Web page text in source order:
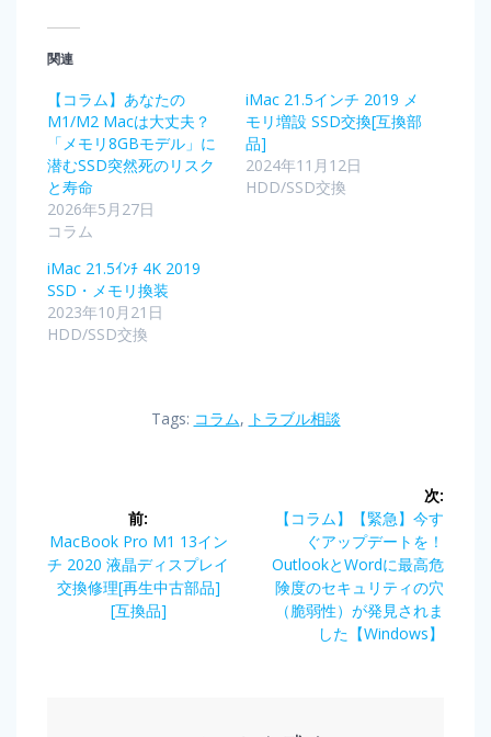
関連
【コラム】あなたの
M1/M2 Macは大丈夫？
「メモリ8GBモデル」に
潜むSSD突然死のリスク
と寿命
2026年5月27日
コラム
iMac 21.5インチ 2019 メ
モリ増設 SSD交換[互換部
品]
2024年11月12日
HDD/SSD交換
iMac 21.5ｲﾝﾁ 4K 2019
SSD・メモリ換装
2023年10月21日
HDD/SSD交換
Tags: コラム, トラブル相談
前:
MacBook Pro M1 13イン
チ 2020 液晶ディスプレイ
交換修理[再生中古部品]
[互換品]
次:
【コラム】【緊急】今す
ぐアップデートを！
OutlookとWordに最高危
険度のセキュリティの穴
（脆弱性）が発見されま
した【Windows】